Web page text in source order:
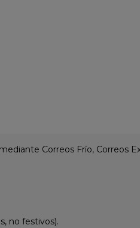
Correos Frío, Correos
no festivos).